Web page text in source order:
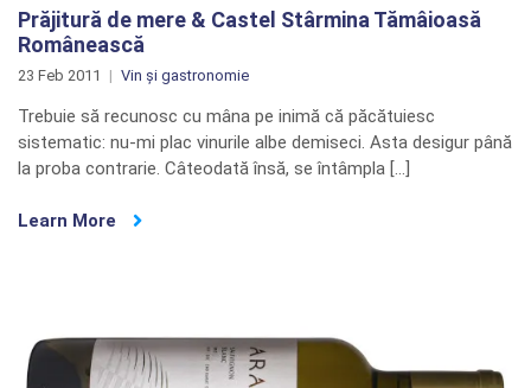
Prăjitură de mere & Castel Stârmina Tămâioasă
Românească
23 Feb 2011 Vin și gastronomie
Trebuie să recunosc cu mâna pe inimă că păcătuiesc
sistematic: nu-mi plac vinurile albe demiseci. Asta desigur până
la proba contrarie. Câteodată însă, se întâmpla […]
Learn More